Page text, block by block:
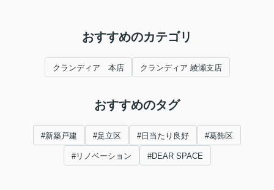
おすすめのカテゴリ
クランディア 本店 クランディア 綾瀬支店
おすすめのタグ
#新築戸建 #足立区 #日当たり良好 #葛飾区
#リノベーション #DEAR SPACE